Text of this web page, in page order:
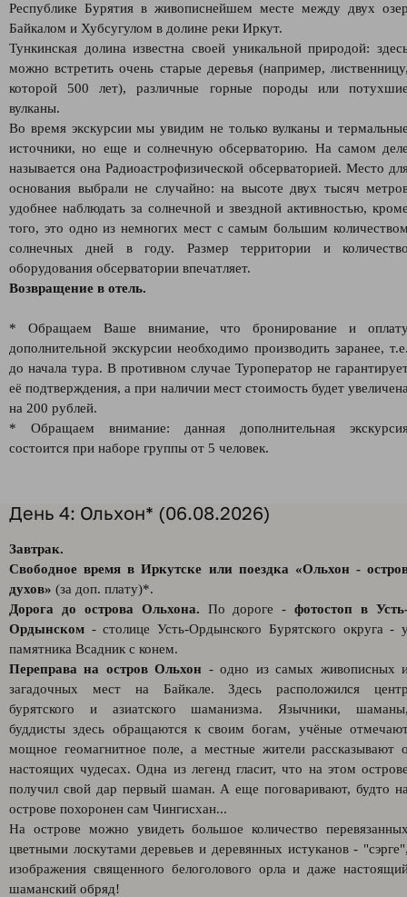
Республике Бурятия в живописнейшем месте между двух
Байкалом и Хубсугулом в долине реки Иркут.
Тункинская долина известна своей уникальной природой:
можно встретить очень старые деревья (например,
которой 500 лет), различные горные породы или
вулканы.
Во время экскурсии мы увидим не только вулканы и
источники, но еще и солнечную обсерваторию. На самом
называется она Радиоастрофизической обсерваторией. Место
основания выбрали не случайно: на высоте двух тысяч
удобнее наблюдать за солнечной и звездной активностью,
того, это одно из немногих мест с самым большим
солнечных дней в году. Размер территории и
оборудования обсерватории впечатляет.
Возвращение в отель.
* Обращаем Ваше внимание, что бронирование и
дополнительной экскурсии необходимо производить заранее,
до начала тура. В противном случае Туроператор не
её подтверждения, а при наличии мест стоимость будет
на 200 рублей.
* Обращаем внимание: данная дополнительная
состоится при наборе группы от 5 человек.
День 4: Ольхон* (06.08.2026)
Завтрак.
Свободное время в Иркутске или поездка «Ольхон -
духов» (за доп. плату)*.
Дорога до острова Ольхона. По дороге -фотостоп в
Ордынском - столице Усть-Ордынского Бурятского округа -
памятника Всадник с конем.
Переправа на остров Ольхон - одно из самых живописных
загадочных мест на Байкале. Здесь расположился
бурятского и азиатского шаманизма. Язычники,
буддисты здесь обращаются к своим богам, учёные
мощное геомагнитное поле, а местные жители рассказывают
настоящих чудесах. Одна из легенд гласит, что на этом
получил свой дар первый шаман. А еще поговаривают, будто
острове похоронен сам Чингисхан...
На острове можно увидеть большое количество
цветными лоскутами деревьев и деревянных истуканов -
изображения священного белоголового орла и даже
шаманский обряд!